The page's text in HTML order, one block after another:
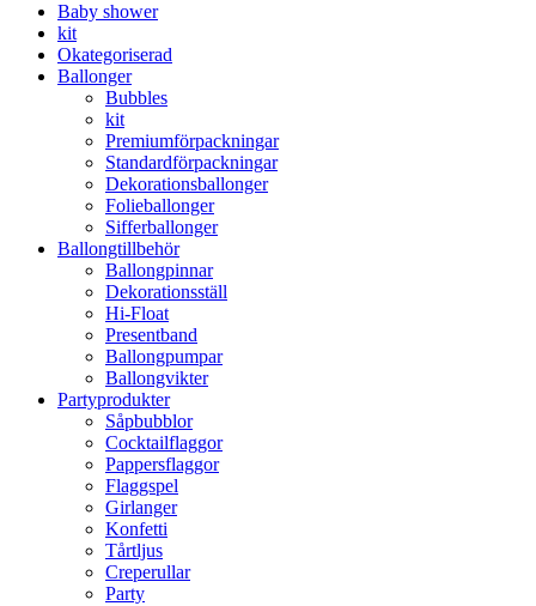
Baby shower
kit
Okategoriserad
Ballonger
Bubbles
kit
Premium­förpackningar
Standard­­förpackningar
Dekorations­ballonger
Folie­­­ballonger
Siffer­­ballonger
Ballong­tillbehör
Ballongpinnar
Dekorationsställ
Hi-Float
Presentband
Ballongpumpar
Ballong­vikter
Party­­produkter
Såpbubblor
Cocktail­flaggor
Pappers­flaggor
Flaggspel
Girlanger
Konfetti
Tårtljus
Creperullar
Party